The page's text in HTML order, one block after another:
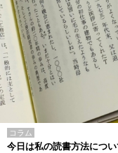
コラム
今日は私の読書方法につい